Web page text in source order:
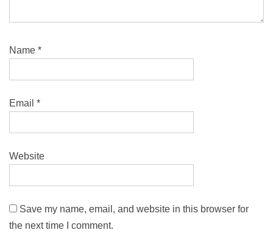
Name *
Email *
Website
Save my name, email, and website in this browser for
the next time I comment.